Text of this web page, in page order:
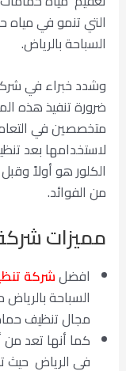
التي تنمو في
السباحة بالرياض.
وشدد خبراء في
ضرورة تنفيذ هذه
متخصصين في
لاستخدامها بعد
الكلور هو أولاً
من الفوائد.
مميزات
افضلشركة
السباحة
مجال تنظيف
كما أنها تعد
في الرياض حيث